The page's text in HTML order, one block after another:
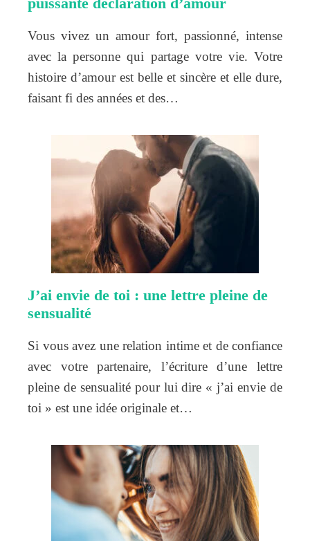
Vous vivez un amour fort, passionné, intense
avec la personne qui partage votre vie. Votre
histoire d’amour est belle et sincère et elle dure,
faisant fi des années et des…
J’ai envie de toi : une lettre pleine de
sensualité
Si vous avez une relation intime et de confiance
avec votre partenaire, l’écriture d’une lettre
pleine de sensualité pour lui dire « j’ai envie de
toi » est une idée originale et…